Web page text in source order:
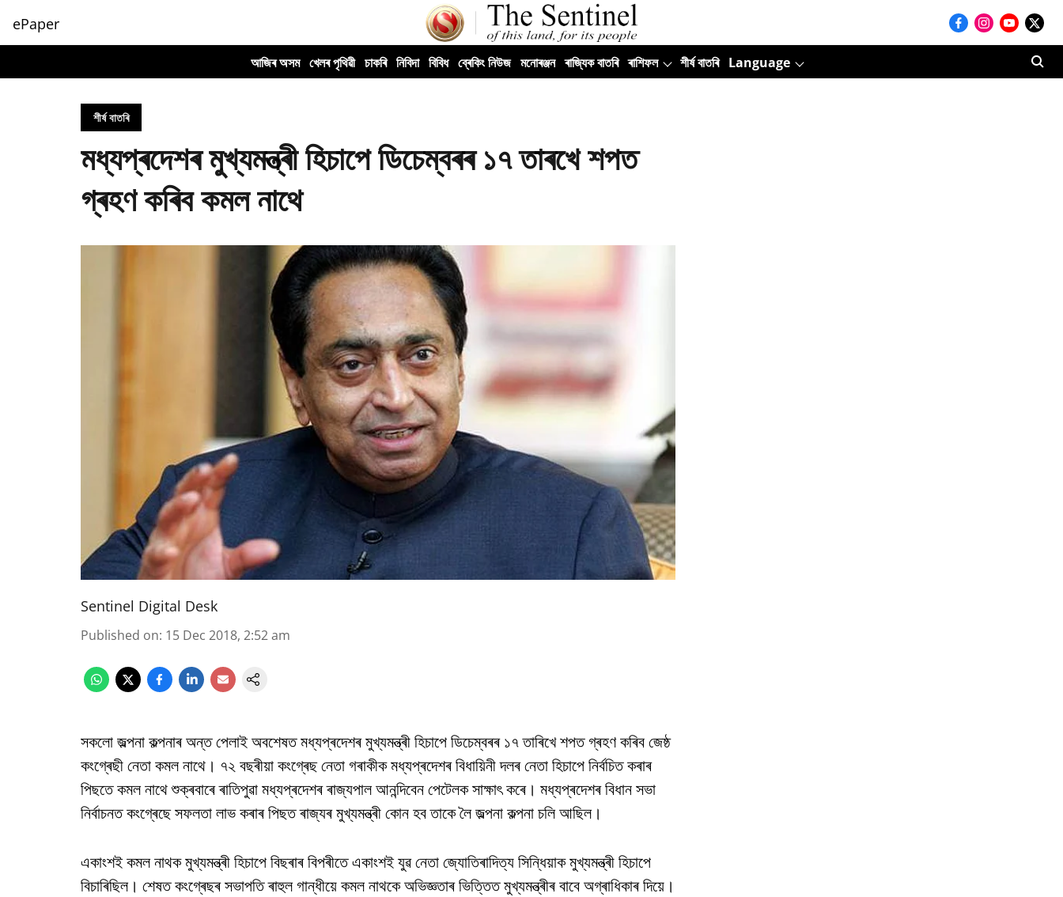
ePaper
আজিৰ অসম খেলৰ পৃথিৱী চাকৰি নিবিদা বিবিধ ব্ৰেকিং নিউজ মনোৰঞ্জন ৰাজ্যিক বাতৰি ৰাশিফল শীৰ্ষ বাতৰি Language
শীৰ্ষ বাতৰি
মধ্যপ্ৰদেশৰ মুখ্যমন্ত্ৰী হিচাপে ডিচেম্বৰৰ ১৭ তাৰখে শপত
গ্ৰহণ কৰিব কমল নাথে
Sentinel Digital Desk
Published on: 15 Dec 2018, 2:52 am
সকলো জল্পনা কল্পনাৰ অন্ত পেলাই অবশেষত মধ্যপ্ৰদেশৰ মুখ্যমন্ত্ৰী হিচাপে ডিচেম্বৰৰ ১৭ তাৰিখে শপত গ্ৰহণ কৰিব জেষ্ঠ
কংগ্ৰেছী নেতা কমল নাথে। ৭২ বছৰীয়া কংগ্ৰেছ নেতা গৰাকীক মধ্যপ্ৰদেশৰ বিধায়িনী দলৰ নেতা হিচাপে নিৰ্বচিত কৰাৰ
পিছতে কমল নাথে শুক্ৰবাৰে ৰাতিপুৱা মধ্যপ্ৰদেশৰ ৰাজ্যপাল আনন্দিবেন পেটেলক সাক্ষাৎ কৰে। মধ্যপ্ৰদেশৰ বিধান সভা
নিৰ্বাচনত কংগ্ৰেছে সফলতা লাভ কৰাৰ পিছত ৰাজ্যৰ মুখ্যমন্ত্ৰী কোন হব তাকে লৈ জল্পনা কল্পনা চলি আছিল।
একাংশই কমল নাথক মুখ্যমন্ত্ৰী হিচাপে বিছৰাৰ বিপৰীতে একাংশই যুৱ নেতা জ্যোতিৰাদিত্য সিন্ধিয়াক মুখ্যমন্ত্ৰী হিচাপে
বিচাৰিছিল। শেষত কংগ্ৰেছৰ সভাপতি ৰাহুল গান্ধীয়ে কমল নাথকে অভিজ্ঞতাৰ ভিত্তিত মুখ্যমন্ত্ৰীৰ বাবে অগ্ৰাধিকাৰ দিয়ে।